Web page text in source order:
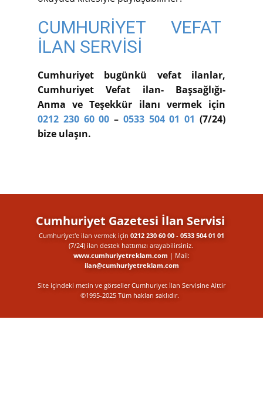
CUMHURİYET VEFAT
İLAN SERVİSİ
Cumhuriyet bugünkü vefat ilanlar,
Cumhuriyet Vefat ilan- Başsağlığı-
Anma ve Teşekkür ilanı vermek için
0212 230 60 00 – 0533 504 01 01 (7/24)
bize ulaşın.
Cumhuriyet Gazetesi İlan Servisi
Cumhuriyet'e ilan vermek için 0212 230 60 00 - 0533 504 01 01
(7/24) ilan destek​ hattımızı arayabilirsiniz.
www.cumhuriyetreklam.com | Mail:
ilan@cumhuriyetreklam.com
Site içindeki metin ve görseller Cumhuriyet İlan Servisine Aittir
©1995-2025 Tüm hakları saklıdır.